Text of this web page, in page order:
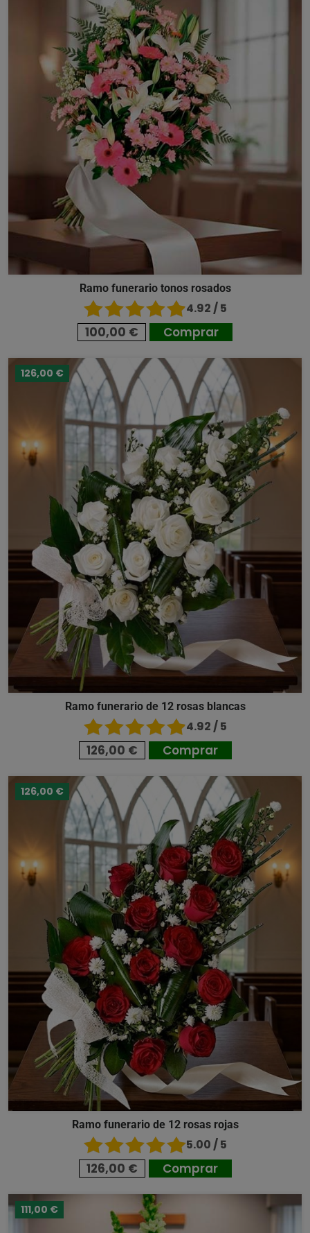
Ramo funerario tonos rosados
4.92 / 5
100,00 € Comprar
126,00 €
Ramo funerario de 12 rosas blancas
4.92 / 5
126,00 € Comprar
126,00 €
Ramo funerario de 12 rosas rojas
5.00 / 5
126,00 € Comprar
111,00 €